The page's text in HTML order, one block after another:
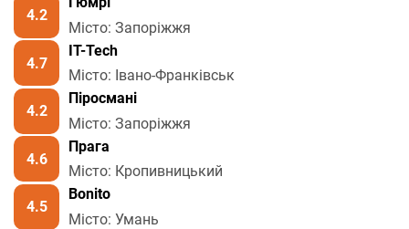
4.2
Місто: Запоріжжя
4.7
IT-Tech
Місто: Івано-Франківськ
4.2
Піросмані
Місто: Запоріжжя
4.6
Прага
Місто: Кропивницький
4.5
Bonito
Місто: Умань